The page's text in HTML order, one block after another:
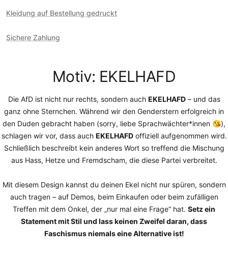
Kleidung auf Bestellung gedruckt
Sichere Zahlung
Motiv: EKELHAFD
Die AfD ist nicht nur rechts, sondern auch EKELHAFD– und das
ganz ohne Sternchen. Während wir den Genderstern erfolgreich in
den Duden gebracht haben (sorry, liebe Sprachwächter*innen 😘),
schlagen wir vor, dass auch EKELHAFDoffiziell aufgenommen wird.
Schließlich beschreibt kein anderes Wort so treffend die Mischung
aus Hass, Hetze und Fremdscham, die diese Partei verbreitet.
Mit diesem Design kannst du deinen Ekel nicht nur spüren, sondern
auch tragen – auf Demos, beim Einkaufen oder beim zufälligen
Treffen mit dem Onkel, der „nur mal eine Frage“ hat. Setz ein
Statement mit Stil und lass keinen Zweifel daran, dass
Faschismus niemals eine Alternative ist!